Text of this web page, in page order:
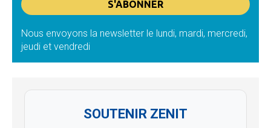
Nous envoyons la newsletter le lundi, mardi, mercredi,
jeudi et vendredi
SOUTENIR ZENIT